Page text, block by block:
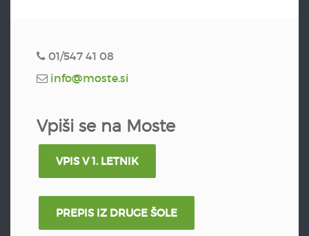
01/547 41 08
info@moste.si
Vpiši se na Moste
VPIS V 1. LETNIK
PREPIS IZ DRUGE ŠOLE